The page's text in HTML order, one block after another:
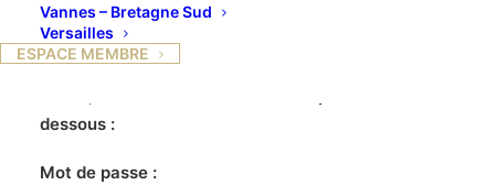
Vannes – Bretagne Sud
Versailles
ESPACE MEMBRE
Ce contenu est protégé par un mot de passe. Pour
dessous :
Mot de passe :